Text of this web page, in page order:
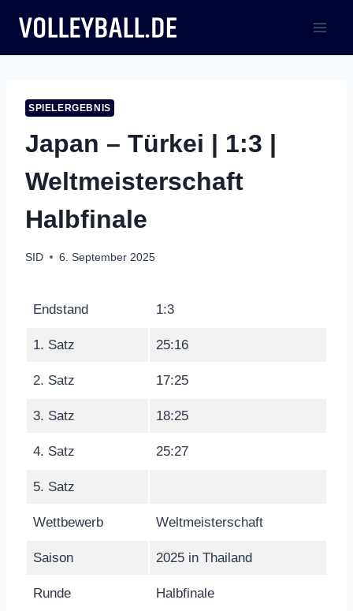
Inhalt
springen
SPIELERGEBNIS
Japan – Türkei | 1:3 |
Weltmeisterschaft
Halbfinale
SID 6. September 2025
Endstand 1:3
1. Satz 25:16
2. Satz 17:25
3. Satz 18:25
4. Satz 25:27
5. Satz
Wettbewerb Weltmeisterschaft
Saison 2025 in Thailand
Runde Halbfinale